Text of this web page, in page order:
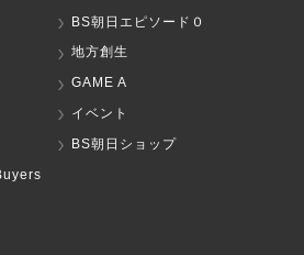
BS朝日エピソード０
地方創生
GAME A
イベント
BS朝日ショップ